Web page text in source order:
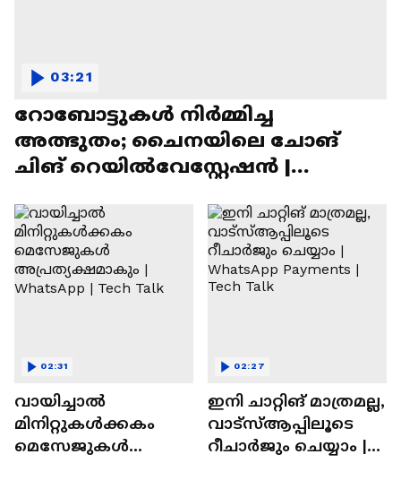
റോബോട്ടുകൾ നിർമ്മിച്ച
അത്ഭുതം; ചൈനയിലെ ചോങ്
ചിങ് റെയിൽവേസ്റ്റേഷൻ |
03:21
വായിച്ചാൽ
മിനിറ്റുകൾക്കകം
മെസേജുകള്‍
02:31
ഇനി ചാറ്റിങ് മാത്രമല്ല,
വാട്‌സ്‌ആപ്പിലൂടെ
റീചാർജും ചെയ്യാം |
02:27